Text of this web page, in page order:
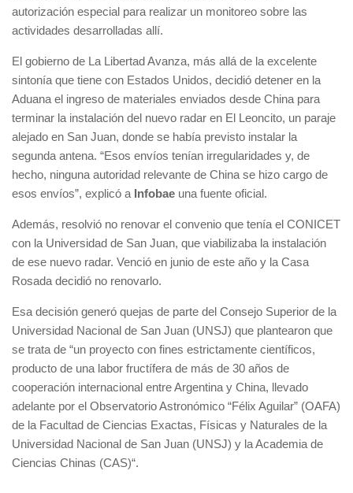
autorización especial para realizar un monitoreo sobre las
actividades desarrolladas allí.
El gobierno de La Libertad Avanza, más allá de la excelente
sintonía que tiene con Estados Unidos, decidió detener en la
Aduana el ingreso de materiales enviados desde China para
terminar la instalación del nuevo radar en El Leoncito, un paraje
alejado en San Juan, donde se había previsto instalar la
segunda antena. “Esos envíos tenían irregularidades y, de
hecho, ninguna autoridad relevante de China se hizo cargo de
esos envíos”, explicó a Infobae una fuente oficial.
Además, resolvió no renovar el convenio que tenía el CONICET
con la Universidad de San Juan, que viabilizaba la instalación
de ese nuevo radar. Venció en junio de este año y la Casa
Rosada decidió no renovarlo.
Esa decisión generó quejas de parte del Consejo Superior de la
Universidad Nacional de San Juan (UNSJ) que plantearon que
se trata de “un proyecto con fines estrictamente científicos,
producto de una labor fructífera de más de 30 años de
cooperación internacional entre Argentina y China, llevado
adelante por el Observatorio Astronómico “Félix Aguilar” (OAFA)
de la Facultad de Ciencias Exactas, Físicas y Naturales de la
Universidad Nacional de San Juan (UNSJ) y la Academia de
Ciencias Chinas (CAS)“.